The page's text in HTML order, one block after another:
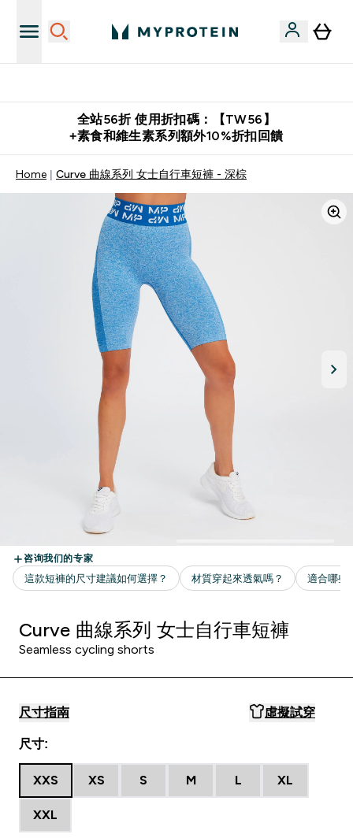
全站56折 使用折扣碼：【TW56】
+素食和維生素系列額外10%折扣回饋
Home Curve 曲線系列 女士自行車短褲 - 深棕
Curve 曲線系列 女士自行車短褲
Seamless cycling shorts
尺寸指南 虛擬試穿
尺寸:
XXS XS S M L XL
XXL